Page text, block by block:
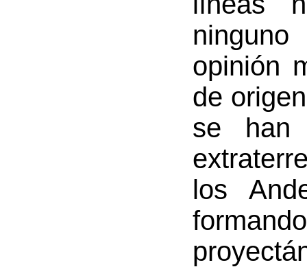
opinión
de
se han
los